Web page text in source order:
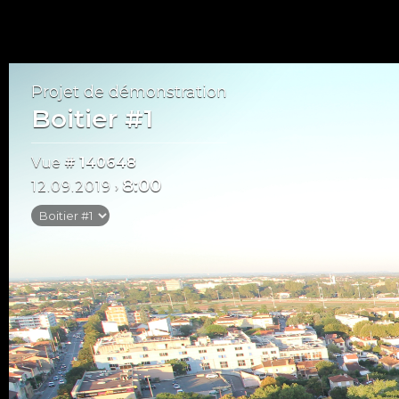
Projet de démonstration
Boitier #1
Vue # 140648
12.09.2019 › 8:00